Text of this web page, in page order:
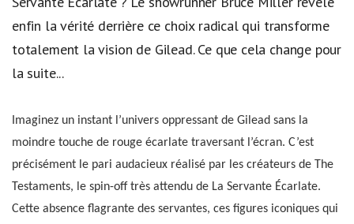
enfin la vérité derrière ce choix radical qui transforme
totalement la vision de Gilead. Ce que cela change pour
la suite...
Imaginez un instant l’univers oppressant de Gilead sans la
moindre touche de rouge écarlate traversant l’écran. C’est
précisément le pari audacieux réalisé par les créateurs de The
Testaments, le spin-off très attendu de La Servante Écarlate.
Cette absence flagrante des servantes, ces figures iconiques qui